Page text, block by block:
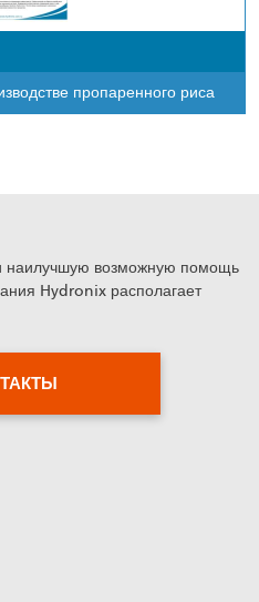
пропаренного риса
наилучшую возможную помощь
Hydronix располагает